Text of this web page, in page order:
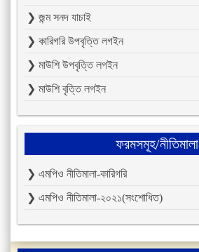
❯ জন্ম সনদ যাচাই
❯ কারিগরি উপবৃত্তি লগইন
❯ মাউশি উপবৃত্তি লগইন
❯ মাউশি বৃত্তি লগইন
ফরমসমূহ/নীতিমালা
❯ এমপিও নীতিমালা-কারিগরি
❯ এমপিও নীতিমালা-২০২১(সংশোধিত)